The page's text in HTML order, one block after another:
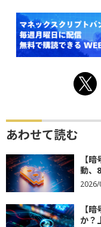
あわせて読む
【
動、
【
か？